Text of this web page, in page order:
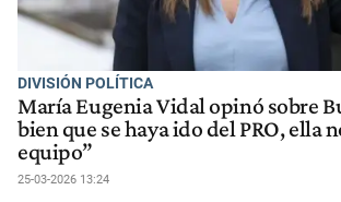
DIVISIÓN POLÍTICA
María Eugenia Vidal opinó sobre
bien que se haya ido del PRO, ella
equipo”
25-03-2026 13:24